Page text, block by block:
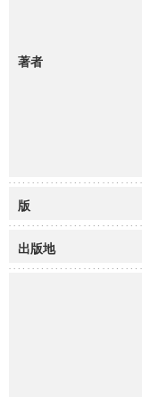
著者
版
出版地